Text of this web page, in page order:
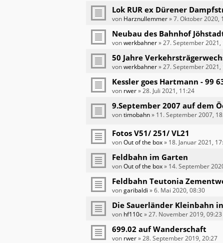
Lok RUR ex Dürener
von Harznullemmer»7. Oktober 2020,
Neubau des Bahnhof
vonwerkbahner»27. September 2021,
50 Jahre
vonwerkbahner»27. September 2021,
Kessler goes Hartmann - 99
von rwer»28. Juli 2021, 11:24
9.September 2007 auf dem
vontimobahn» 11. September 2007,
Fotos V51/ 251/ VL21
vonOut of the box» 18. Januar 2021,
Feldbahn im Garten
vonOut of the box» 14. September
Feldbahn Teutonia
vongaribaldi »6. Mai 2020, 08:30
Die Sauerländer Kleinbahn
von hf110c»27. November 2019, 09:23
699.02 auf Wanderschaft
von rwer»28. September 2019, 20:27